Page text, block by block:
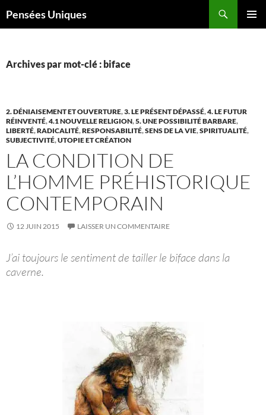
Pensées Uniques
Archives par mot-clé : biface
2. DÉNIAISEMENT ET OUVERTURE,3. LE PRÉSENT DÉPASSÉ,4. LE FUTUR
RÉINVENTÉ,4.1 NOUVELLE RELIGION,5. UNE POSSIBILITÉ BARBARE,
LIBERTÉ,RADICALITÉ,RESPONSABILITÉ,SENS DE LA VIE,SPIRITUALITÉ,
SUBJECTIVITÉ,UTOPIE ET CRÉATION
LA CONDITION DE
L’HOMME PRÉHISTORIQUE
CONTEMPORAIN
12 JUIN 2015 LAISSER UN COMMENTAIRE
J’ai toujours le sentiment de tailler le biface dans la
caverne.